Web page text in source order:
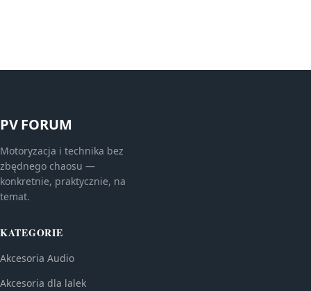
PV FORUM
Motoryzacja i technika bez
zbędnego chaosu —
konkretnie, praktycznie, na
temat.
KATEGORIE
Akcesoria Audio
Akcesoria dla lalek